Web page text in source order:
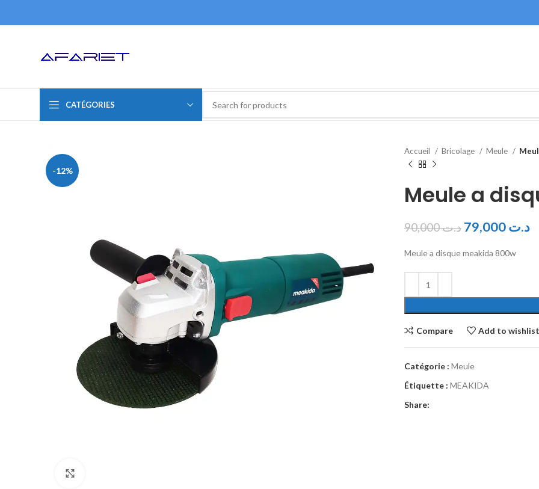
CATÉGORIES
-12%
Accueil Bricolage Meule
Meule a
د.ت90,000 د.ت
Meule a disque meakida 800w
Compare Add to wishlist
Catégorie : Meule
Étiquette : MEAKIDA
Share: